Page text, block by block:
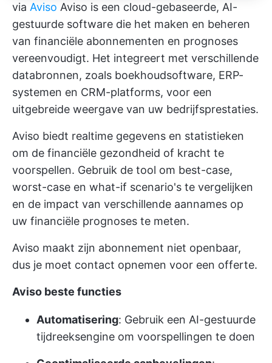
via Aviso Aviso is een cloud-gebaseerde, AI-
gestuurde software die het maken en beheren
van financiële abonnementen en prognoses
vereenvoudigt. Het integreert met verschillende
databronnen, zoals boekhoudsoftware, ERP-
systemen en CRM-platforms, voor een
uitgebreide weergave van uw bedrijfsprestaties.
Aviso biedt realtime gegevens en statistieken
om de financiële gezondheid of kracht te
voorspellen. Gebruik de tool om best-case,
worst-case en what-if scenario's te vergelijken
en de impact van verschillende aannames op
uw financiële prognoses te meten.
Aviso maakt zijn abonnement niet openbaar,
dus je moet contact opnemen voor een offerte.
Aviso beste functies
Automatisering: Gebruik een AI-gestuurde
tijdreeksengine om voorspellingen te doen